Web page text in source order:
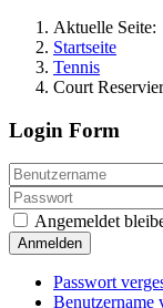
Aktuelle Seite:
Startseite
Tennis
Court
Login Form
Angemeldet
Anmelden
Passwort
Benutzername